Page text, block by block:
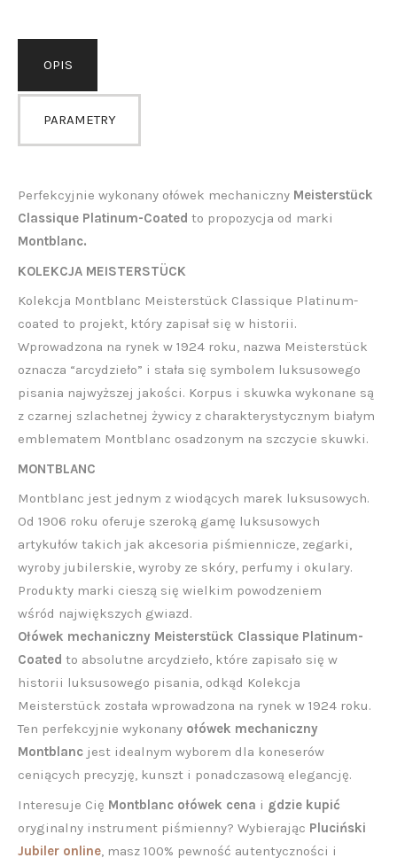
OPIS
PARAMETRY
Perfekcyjnie wykonany ołówek mechaniczny Meisterstück
Classique Platinum-Coated to propozycja od marki
Montblanc.
KOLEKCJA MEISTERSTÜCK
Kolekcja Montblanc Meisterstück Classique Platinum-
coated to projekt, który zapisał się w historii.
Wprowadzona na rynek w 1924 roku, nazwa Meisterstück
oznacza “arcydzieło” i stała się symbolem luksusowego
pisania najwyższej jakości. Korpus i skuwka wykonane są
z czarnej szlachetnej żywicy z charakterystycznym białym
emblematem Montblanc osadzonym na szczycie skuwki.
MONTBLANC
Montblanc jest jednym z wiodących marek luksusowych.
Od 1906 roku oferuje szeroką gamę luksusowych
artykułów takich jak akcesoria piśmiennicze, zegarki,
wyroby jubilerskie, wyroby ze skóry, perfumy i okulary.
Produkty marki cieszą się wielkim powodzeniem
wśród największych gwiazd.
Ołówek mechaniczny Meisterstück Classique Platinum-
Coated to absolutne arcydzieło, które zapisało się w
historii luksusowego pisania, odkąd Kolekcja
Meisterstück została wprowadzona na rynek w 1924 roku.
Ten perfekcyjnie wykonany ołówek mechaniczny
Montblanc jest idealnym wyborem dla koneserów
ceniących precyzję, kunszt i ponadczasową elegancję.
Interesuje Cię Montblanc ołówek cena i gdzie kupić
oryginalny instrument piśmienny? Wybierając Pluciński
Jubiler online, masz 100% pewność autentyczności i